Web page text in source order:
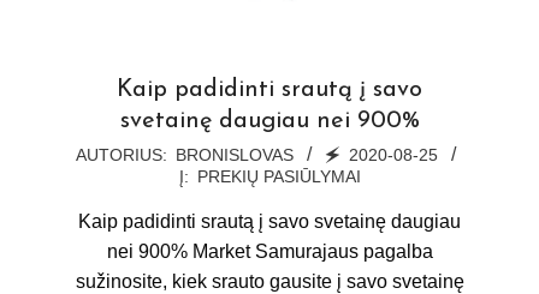
Kaip padidinti srautą į savo
svetainę daugiau nei 900%
2020-
25
AUTORIUS: BRONISLOVAS 🗲 2020-08-25
Į: PREKIŲ PASIŪLYMAI
Kaip padidinti srautą į savo svetainę daugiau
nei 900% Market Samurajaus pagalba
sužinosite, kiek srauto gausite į savo svetainę